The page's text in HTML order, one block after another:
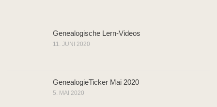
Genealogische Lern-Videos
11. JUNI 2020
GenealogieTicker Mai 2020
5. MAI 2020